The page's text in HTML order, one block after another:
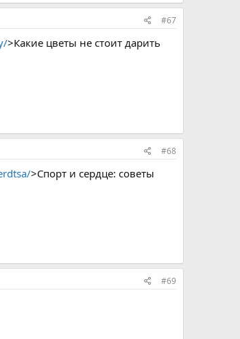
#67
>Какие цветы не стоит дарить
#68
>Спорт и сердце: советы
#69